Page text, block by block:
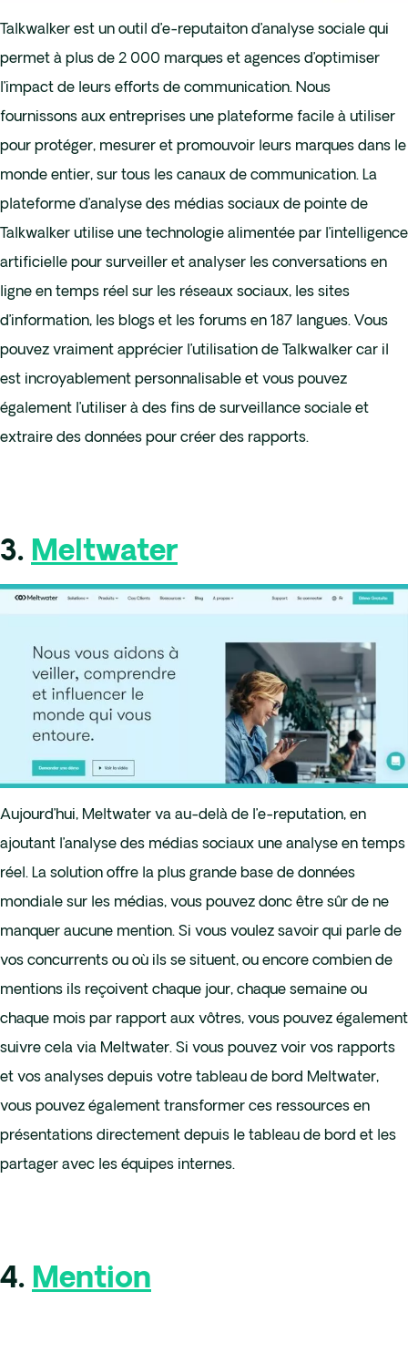
Talkwalker est un outil d’e-reputaiton d’analyse sociale qui
permet à plus de 2 000 marques et agences d’optimiser
l’impact de leurs efforts de communication. Nous
fournissons aux entreprises une plateforme facile à utiliser
pour protéger, mesurer et promouvoir leurs marques dans le
monde entier, sur tous les canaux de communication. La
plateforme d’analyse des médias sociaux de pointe de
Talkwalker utilise une technologie alimentée par l’intelligence
artificielle pour surveiller et analyser les conversations en
ligne en temps réel sur les réseaux sociaux, les sites
d’information, les blogs et les forums en 187 langues. Vous
pouvez vraiment apprécier l’utilisation de Talkwalker car il
est incroyablement personnalisable et vous pouvez
également l’utiliser à des fins de surveillance sociale et
extraire des données pour créer des rapports.
3. Meltwater
Aujourd’hui, Meltwater va au-delà de l’e-reputation, en
ajoutant l’analyse des médias sociaux une analyse en temps
réel. La solution offre la plus grande base de données
mondiale sur les médias, vous pouvez donc être sûr de ne
manquer aucune mention. Si vous voulez savoir qui parle de
vos concurrents ou où ils se situent, ou encore combien de
mentions ils reçoivent chaque jour, chaque semaine ou
chaque mois par rapport aux vôtres, vous pouvez également
suivre cela via Meltwater. Si vous pouvez voir vos rapports
et vos analyses depuis votre tableau de bord Meltwater,
vous pouvez également transformer ces ressources en
présentations directement depuis le tableau de bord et les
partager avec les équipes internes.
4. Mention